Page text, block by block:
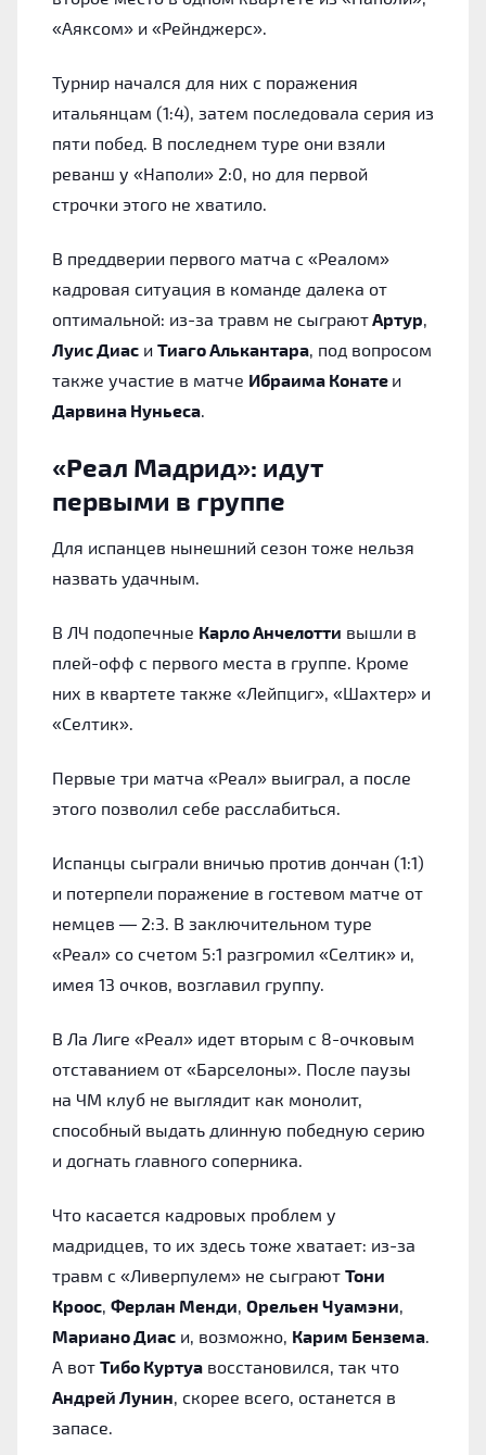
«Аяксом» и «Рейнджерс».
Турнир начался для них с поражения
итальянцам (1:4), затем последовала серия из
пяти побед. В последнем туре они взяли
реванш у «Наполи» 2:0, но для первой
строчки этого не хватило.
В преддверии первого матча с «Реалом»
кадровая ситуация в команде далека от
оптимальной: из-за травм не сыграютАртур,
Луис Диас и Тиаго Алькантара, под вопросом
также участие в матче Ибраима Конате и
Дарвина Нуньеса.
«Реал Мадрид»: идут
первыми в группе
Для испанцев нынешний сезон тоже нельзя
назвать удачным.
В ЛЧ подопечные Карло Анчелотти вышли в
плей-офф с первого места в группе. Кроме
них в квартете также «Лейпциг», «Шахтер» и
«Селтик».
Первые три матча «Реал» выиграл, а после
этого позволил себе расслабиться.
Испанцы сыграли вничью против дончан (1:1)
и потерпели поражение в гостевом матче от
немцев — 2:3. В заключительном туре
«Реал» со счетом 5:1 разгромил «Селтик» и,
имея 13 очков, возглавил группу.
В Ла Лиге «Реал» идет вторым с 8-очковым
отставанием от «Барселоны». После паузы
на ЧМ клуб не выглядит как монолит,
способный выдать длинную победную серию
и догнать главного соперника.
Что касается кадровых проблем у
мадридцев, то их здесь тоже хватает: из-за
травм с «Ливерпулем» не сыграют Тони
Кроос, Ферлан Менди, Орельен Чуамэни,
Мариано Диас и, возможно, Карим Бензема.
А вот Тибо Куртуа восстановился, так что
Андрей Лунин, скорее всего, останется в
запасе.